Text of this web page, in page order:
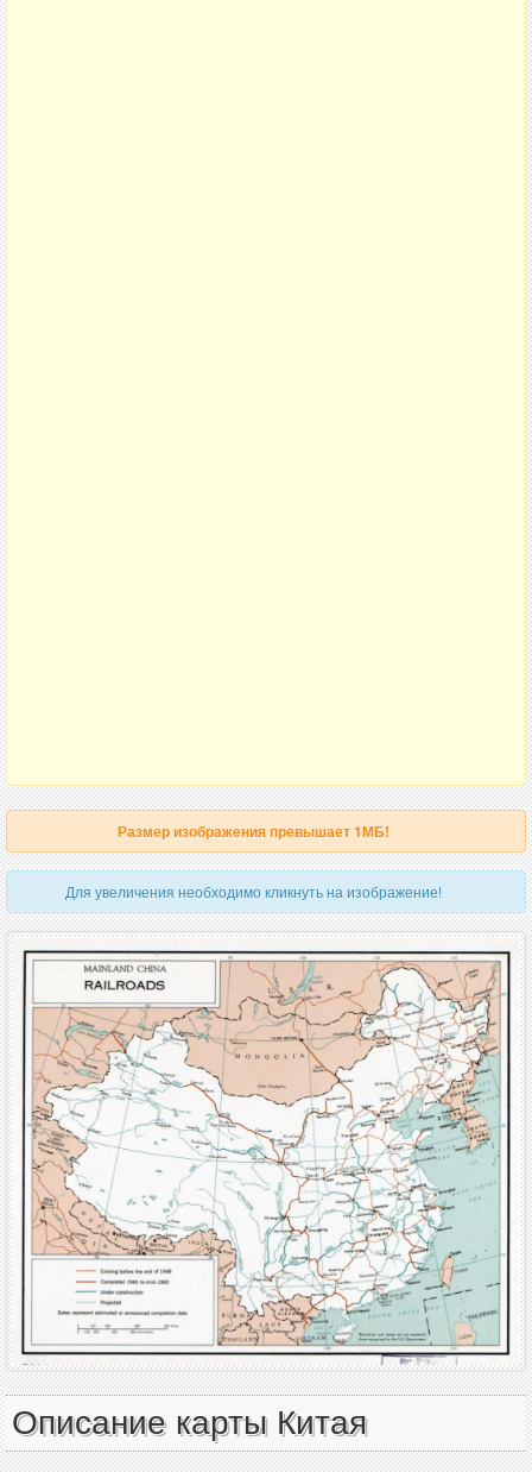
Размер изображения превышает 1МБ!
Для увеличения необходимо кликнуть на изображение!
Описание карты Китая